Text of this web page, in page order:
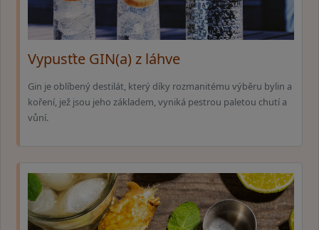
Vypusťte GIN(a) z láhve
Gin je oblíbený destilát, který díky rozmanitému výběru bylin a
koření, jež jsou jeho základem, vyniká pestrou paletou chutí a
vůní.